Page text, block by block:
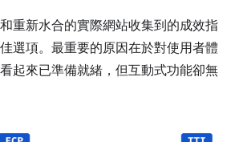
重新水合的實際網站收集到的成效指
選項。最重要的原因在於對使用者體
起來已準備就緒，但互動式功能卻無